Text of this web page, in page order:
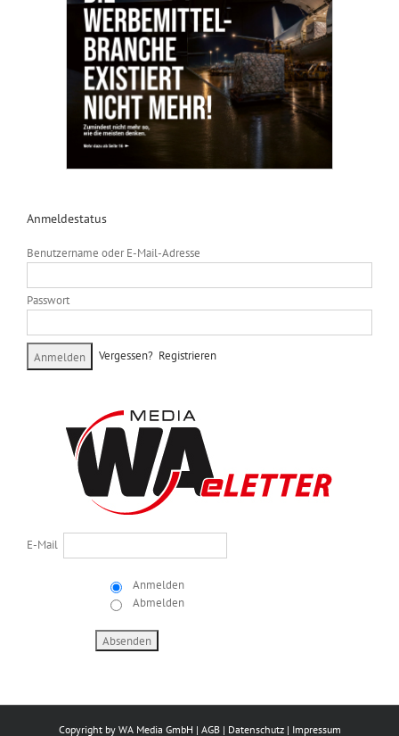
Anmeldestatus
Benutzername oder E-Mail-Adresse
Passwort
Vergessen? Registrieren
E-Mail
Anmelden
Abmelden
Copyright by WA Media GmbH | AGB| Datenschutz| Impressum